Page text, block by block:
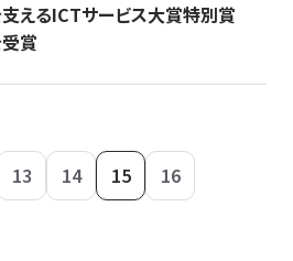
えるICTサービス大賞特別賞
受賞
13 14 15 16